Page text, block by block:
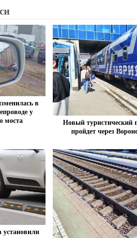
в
у
моста
Новый туристический
пройдет через
установили